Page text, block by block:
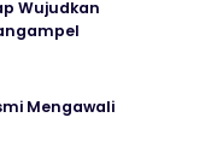
Wujudkan
Mengawali